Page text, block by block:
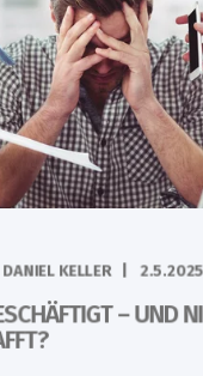
KELLER 2.5.2025
– UND